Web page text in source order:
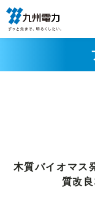
木質バイオマス
質改